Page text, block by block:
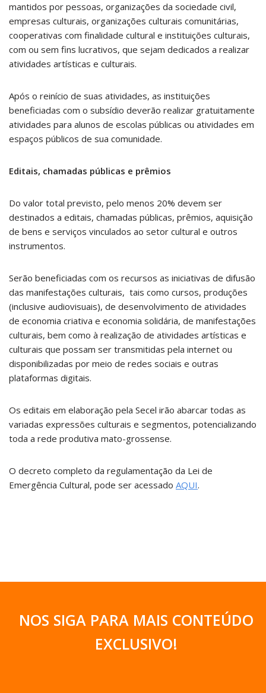
mantidos por pessoas, organizações da sociedade civil,
empresas culturais, organizações culturais comunitárias,
cooperativas com finalidade cultural e instituições culturais,
com ou sem fins lucrativos, que sejam dedicados a realizar
atividades artísticas e culturais.
Após o reinício de suas atividades, as instituições
beneficiadas com o subsídio deverão realizar gratuitamente
atividades para alunos de escolas públicas ou atividades em
espaços públicos de sua comunidade.
Editais, chamadas públicas e prêmios
Do valor total previsto, pelo menos 20% devem ser
destinados a editais, chamadas públicas, prêmios, aquisição
de bens e serviços vinculados ao setor cultural e outros
instrumentos.
Serão beneficiadas com os recursos as iniciativas de difusão
das manifestações culturais, tais como cursos, produções
(inclusive audiovisuais), de desenvolvimento de atividades
de economia criativa e economia solidária, de manifestações
culturais, bem como à realização de atividades artísticas e
culturais que possam ser transmitidas pela internet ou
disponibilizadas por meio de redes sociais e outras
plataformas digitais.
Os editais em elaboração pela Secel irão abarcar todas as
variadas expressões culturais e segmentos, potencializando
toda a rede produtiva mato-grossense.
O decreto completo da regulamentação da Lei de
Emergência Cultural, pode ser acessado AQUI.
NOS SIGA PARA MAIS CONTEÚDO
EXCLUSIVO!